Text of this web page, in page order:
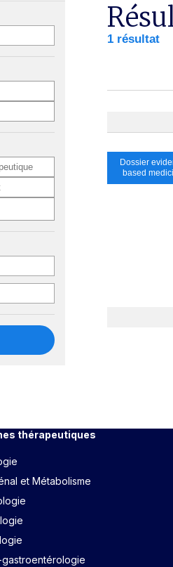
1 résultat
Dossier
based
thérapeutiques
et Métabolisme